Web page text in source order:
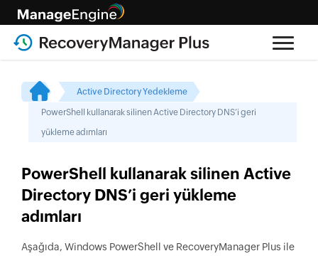
Active Directory Yedekleme
PowerShell kullanarak silinen Active Directory DNS’i geri
yükleme adımları
PowerShell kullanarak silinen Active
Directory DNS’i geri yükleme
adımları
Aşağıda, Windows PowerShell ve RecoveryManager Plus ile